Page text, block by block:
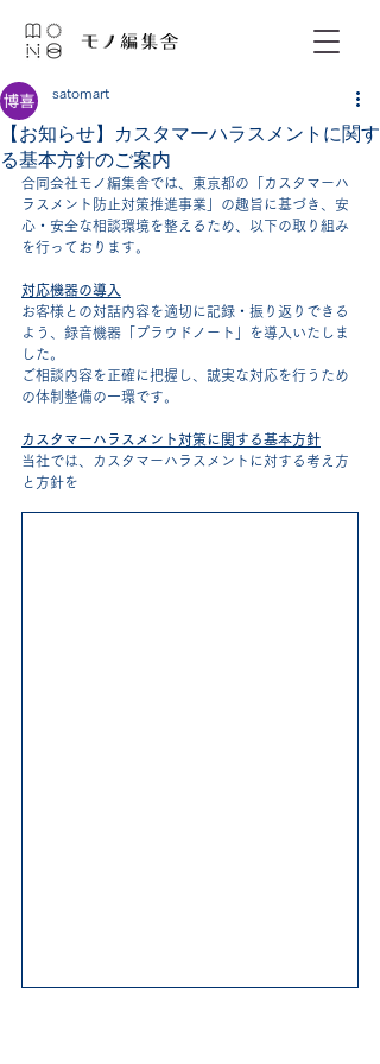
【お知らせ】カスタマーハラスメントに関す
る基本方針のご案内
satomart
合同会社モノ編集舎では、東京都の「カスタマーハ
ラスメント防止対策推進事業」の趣旨に基づき、安
心・安全な相談環境を整えるため、以下の取り組み
を行っております。
対応機器の導入
お客様との対話内容を適切に記録・振り返りできる
よう、録音機器「プラウドノート」を導入いたしま
した。
ご相談内容を正確に把握し、誠実な対応を行うため
の体制整備の一環です。
カスタマーハラスメント対策に関する基本方針
当社では、カスタマーハラスメントに対する考え方
と方針を